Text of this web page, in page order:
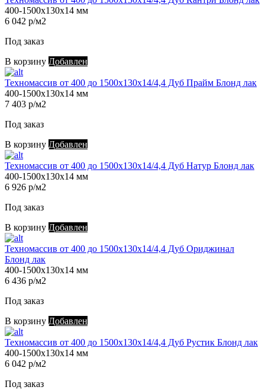
400-1500х130х14 мм
6 042 р/м2
Под заказ
В корзину Добавлен
Техномассив от 400 до 1500х130х14/4,4 Дуб Прайм Блонд лак
400-1500х130х14 мм
7 403 р/м2
Под заказ
В корзину Добавлен
Техномассив от 400 до 1500х130х14/4,4 Дуб Натур Блонд лак
400-1500х130х14 мм
6 926 р/м2
Под заказ
В корзину Добавлен
Техномассив от 400 до 1500х130х14/4,4 Дуб Ориджинал
Блонд лак
400-1500х130х14 мм
6 436 р/м2
Под заказ
В корзину Добавлен
Техномассив от 400 до 1500х130х14/4,4 Дуб Рустик Блонд лак
400-1500х130х14 мм
6 042 р/м2
Под заказ